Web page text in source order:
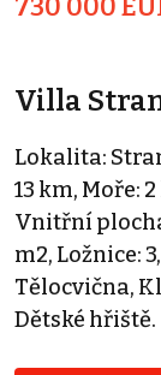
730 000
Villa
Lokalita:
13 km, Moře:
Vnitřní
m2, Ložnice:
Tělocvična,
Dětské hřiště.